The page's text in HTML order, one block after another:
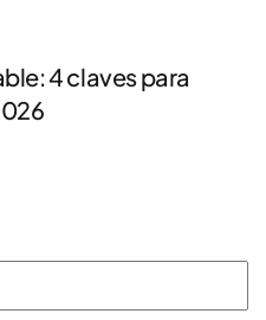
4 claves para